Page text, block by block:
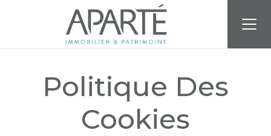
Politique des cookies
Politique Des
Cookies